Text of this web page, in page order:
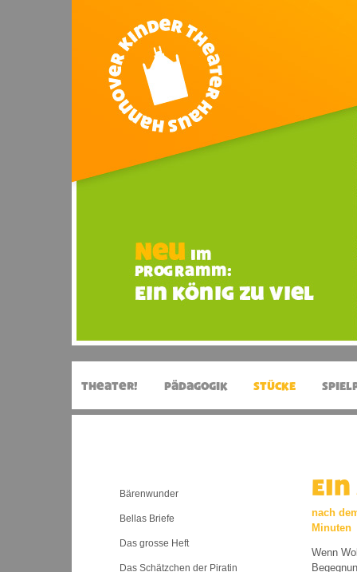
Bärenwunder
Bellas Briefe
Das grosse Heft
Das Schätzchen der Piratin
Ein
nach
Minuten
Wenn